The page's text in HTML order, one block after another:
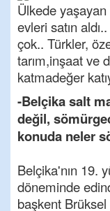
Ülkede
evleri satın
çok.. Türkler,
tarım,inşaat ve
katmadeğer
-Belçika salt
değil,
konuda neler
Belçika'nın 19.
döneminde
başkent